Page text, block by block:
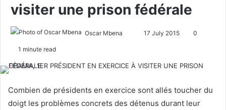
visiter une prison fédérale
Oscar Mbena
d
n
e
17 July 2015 0
1 minute read
Combien de présidents en exercice sont allés toucher du
doigt les problèmes concrets des détenus durant leur